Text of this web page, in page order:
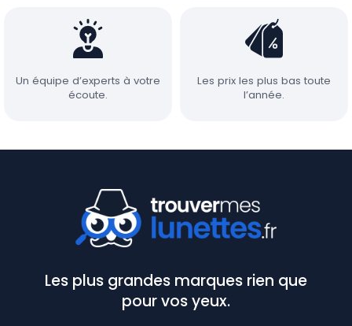
Un équipe d’experts à votre
écoute.
Les prix les plus bas toute
l’année.
Les plus grandes marques rien que
pour vos yeux.